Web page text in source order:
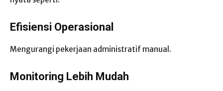
Efisiensi Operasional
Mengurangi pekerjaan administratif manual.
Monitoring Lebih Mudah